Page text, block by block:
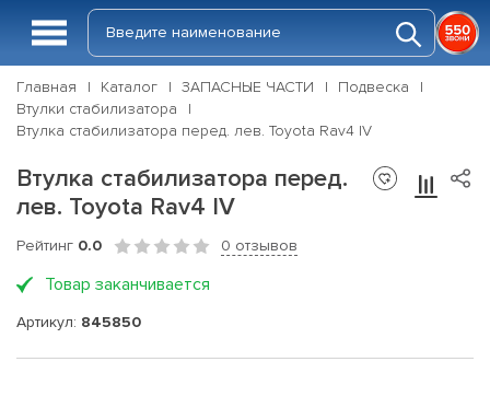
Главная Каталог ЗАПАСНЫЕ ЧАСТИ
Подвеска
Втулки стабилизатора
Втулка стабилизатора перед. лев. Toyota Rav4 IV
Втулка стабилизатора перед.
лев. Toyota Rav4 IV
Рейтинг 0.0 0 отзывов
Товар заканчивается
Артикул: 845850